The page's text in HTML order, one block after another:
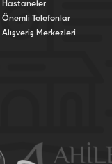
Hastaneler
Önemli Telefonlar
Alışveriş Merkezleri